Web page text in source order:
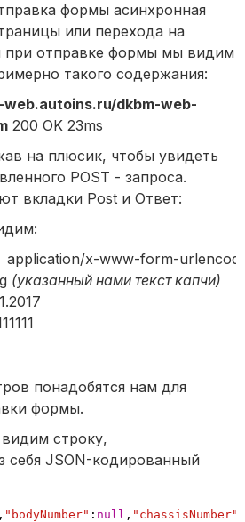
формы асинхронная
или перехода на
при отправке формы мы видим
такого содержания:
dkbm-web-
200 OK 23ms
на плюсик, чтобы увидеть
POST - запроса.
вкладки Post и Ответ:
x-www-form-
(указанный нами текст капчи)
понадобятся нам для
формы.
видим строку,
себя JSON-кодированный
, "bodyNumber" : null , "chassisNumber"